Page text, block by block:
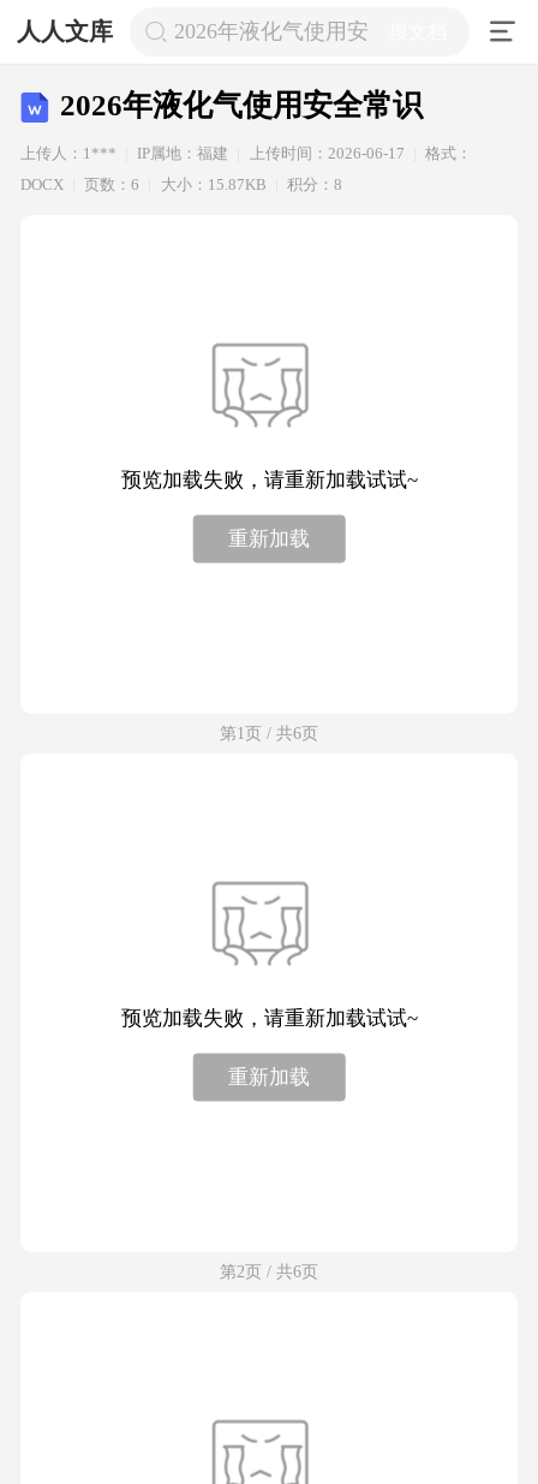
人人文库 2026年液化气使用安全常识
2026年液化气使用安全常识
上传人：1*** IP属地：福建 上传时间：2026-06-17
格式：
DOCX
页数：6 大小：15.87KB 积分：8
预览加载失败，请重新加载试试~
重新加载
第1页 / 共6页
预览加载失败，请重新加载试试~
重新加载
第2页 / 共6页